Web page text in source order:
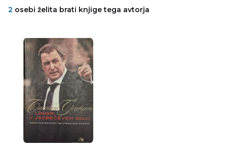
2 osebi želita brati knjige tega avtorja